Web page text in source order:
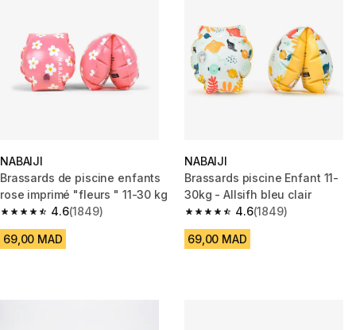
NABAIJI
Brassards de piscine enfants
rose imprimé "fleurs " 11-30 kg
4.6
4.6 out of 5 stars from 1849 reviews
(1849)
69,00 MAD
NABAIJI
Brassards piscine Enfant 11-
30kg - Allsifh bleu clair
4.6
4.6 out of 5 stars from 1849
(1849)
69,00 MAD